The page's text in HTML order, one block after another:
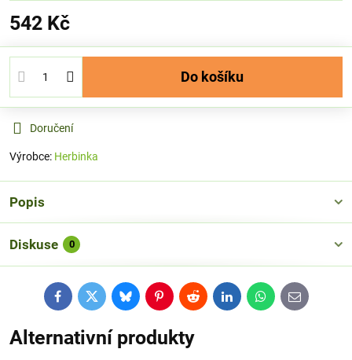
542 Kč
Do košíku
Doručení
Výrobce: Herbinka
Popis
Diskuse 0
FacebookTwitterBlueskyPinterestRedditLinkedInWhatsApp
E-
mail
Alternativní produkty